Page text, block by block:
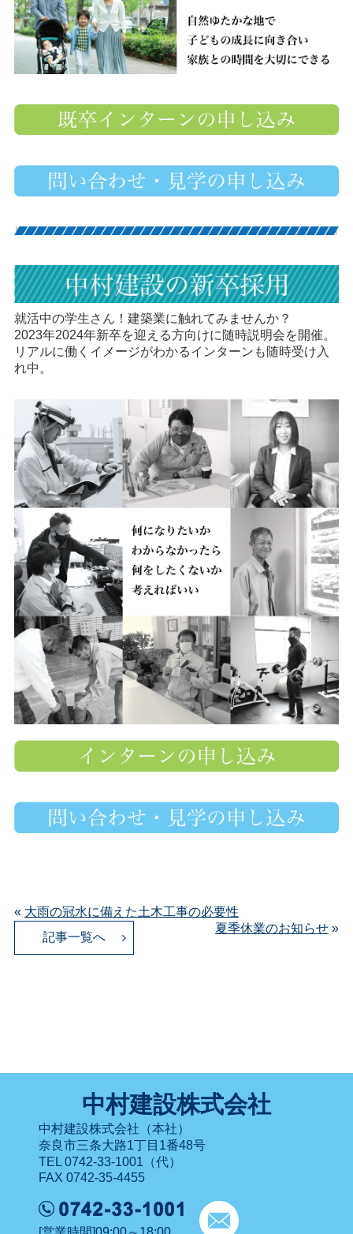
就活中の学生さん！建築業に触れてみませんか？
2023年2024年新卒を迎える方向けに随時説明会を開催。
リアルに働くイメージがわかるインターンも随時受け入
れ中。
« 大雨の冠水に備えた土木工事の必要性
記事一覧へ
夏季休業のお知らせ »
中村建設株式会社
中村建設株式会社（本社）
奈良市三条大路1丁目1番48号
TEL 0742-33-1001（代）
FAX 0742-35-4455